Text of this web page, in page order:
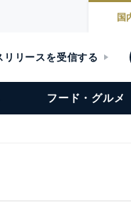
国
リリースを受信する
フード・グルメ